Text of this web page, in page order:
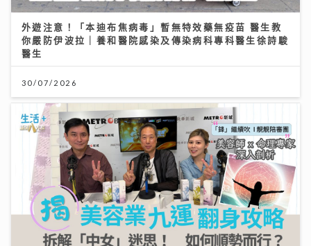
外遊注意！「本迪布焦病毒」暫無特效藥無疫苗 醫生教
你嚴防伊波拉｜養和醫院感染及傳染病科專科醫生徐詩駿
醫生
30/07/2026